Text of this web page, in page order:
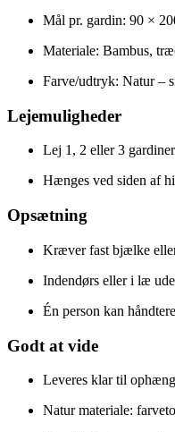
Mål pr. gardin: 90 ×
Materiale: Bambus,
Farve/udtryk: Natur –
Lejemuligheder
Lej 1, 2 eller 3 gardiner
Hænges ved siden af
Opsætning
Kræver fast bjælke
Indendørs eller i læ
Én person kan
Godt at vide
Leveres klar til ophæng
Natur materiale: